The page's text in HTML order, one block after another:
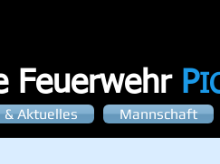
Feuerwehr P
& Aktuelles Mannschaft